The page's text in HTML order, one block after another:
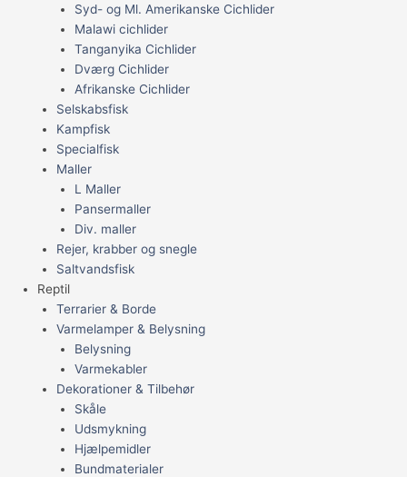
Syd- og Ml. Amerikanske Cichlider
Malawi cichlider
Tanganyika Cichlider
Dværg Cichlider
Afrikanske Cichlider
Selskabsfisk
Kampfisk
Specialfisk
Maller
L Maller
Pansermaller
Div. maller
Rejer, krabber og snegle
Saltvandsfisk
Reptil
Terrarier & Borde
Varmelamper & Belysning
Belysning
Varmekabler
Dekorationer & Tilbehør
Skåle
Udsmykning
Hjælpemidler
Bundmaterialer